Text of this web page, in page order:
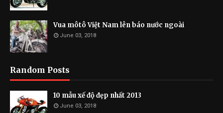
Vua môtô Việt Nam lên báo nước ngoài
June 03, 2018
Random Posts
10 mẫu xế độ đẹp nhất 2013
June 03, 2018